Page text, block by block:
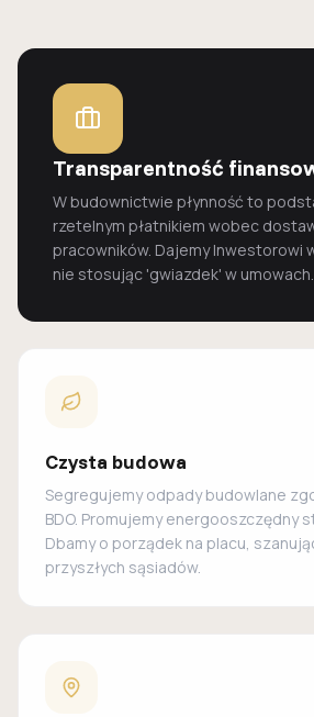
Transparentność
W budownictwie płynność to
rzetelnym płatnikiem wobec
pracowników. Dajemy Inwestorowi
nie stosując 'gwiazdek' w umowach.
Czysta budowa
Segregujemy odpady budowlane
BDO. Promujemy energooszczędny
Dbamy o porządek na placu,
przyszłych sąsiadów.